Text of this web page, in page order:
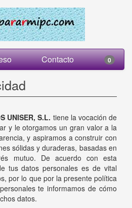
Contacto 0
UNISER, S.L. tiene la vocación de
y le otorgamos un gran valor a la
y aspiramos a construir con
sólidas y duraderas, basadas en
mutuo. De acuerdo con esta
tus datos personales es de vital
por lo que por la presente política
te informamos de cómo
datos.